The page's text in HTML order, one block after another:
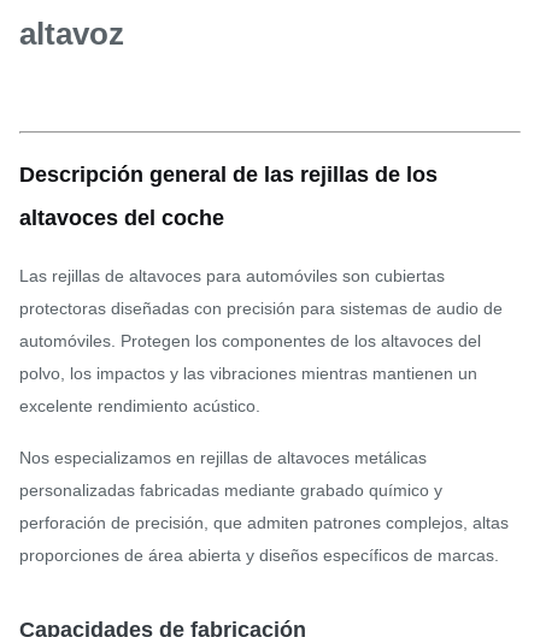
altavoz
Descripción general de las rejillas de los
altavoces del coche
Las rejillas de altavoces para automóviles son cubiertas
protectoras diseñadas con precisión para sistemas de audio de
automóviles. Protegen los componentes de los altavoces del
polvo, los impactos y las vibraciones mientras mantienen un
excelente rendimiento acústico.
Nos especializamos en rejillas de altavoces metálicas
personalizadas fabricadas mediante grabado químico y
perforación de precisión, que admiten patrones complejos, altas
proporciones de área abierta y diseños específicos de marcas.
Capacidades de fabricación